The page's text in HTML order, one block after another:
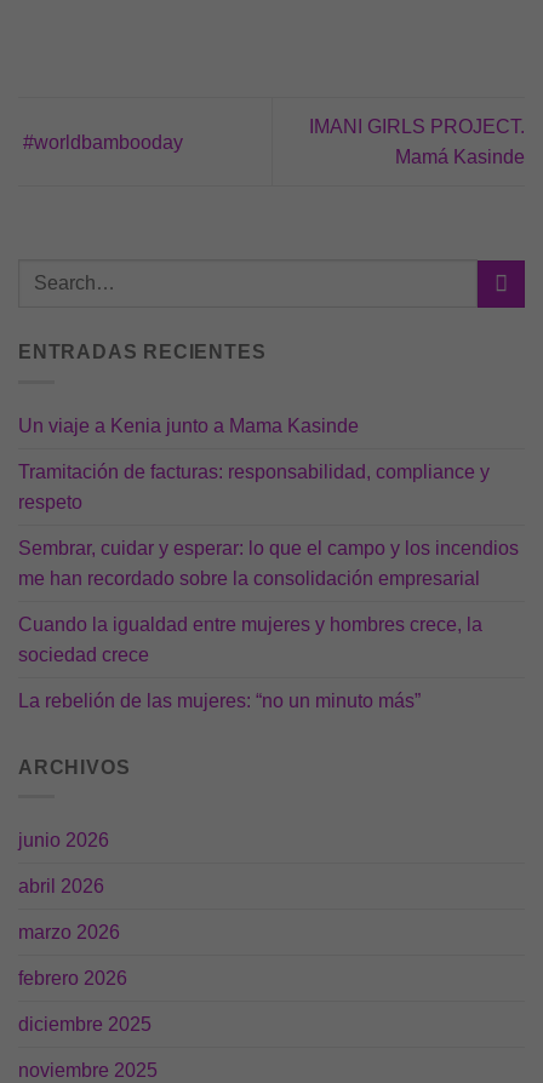
#worldbambooday
IMANI GIRLS PROJECT.
Mamá Kasinde
ENTRADAS RECIENTES
Un viaje a Kenia junto a Mama Kasinde
Tramitación de facturas: responsabilidad, compliance y
respeto
Sembrar, cuidar y esperar: lo que el campo y los incendios
me han recordado sobre la consolidación empresarial
Cuando la igualdad entre mujeres y hombres crece, la
sociedad crece
La rebelión de las mujeres: “no un minuto más”
ARCHIVOS
junio 2026
abril 2026
marzo 2026
febrero 2026
diciembre 2025
noviembre 2025